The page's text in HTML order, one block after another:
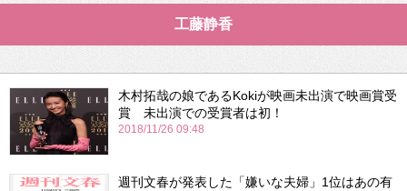
工藤静香
木村拓哉の娘であるKokiが映画未出演で映画賞受
賞 未出演での受賞者は初！
2018/11/26 09:48
週刊文春が発表した「嫌いな夫婦」1位はあの有